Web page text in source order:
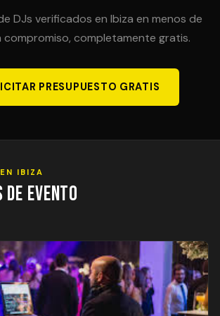
DJs verificados en Ibiza en menos de
compromiso, completamente gratis.
PRESUPUESTO GRATIS
IBIZA
Evento